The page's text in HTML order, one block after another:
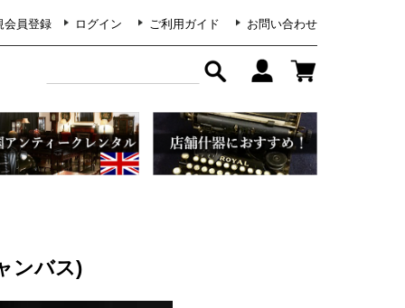
会員登録 ログイン ご利用ガイド お問い合わせ
ンバス)